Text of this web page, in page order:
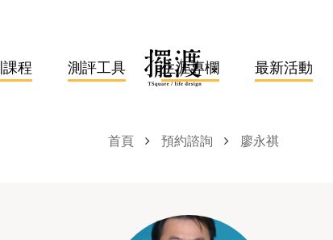
程 測評工具 生涯專欄 最新活動
首頁 預約諮詢 廖永祺